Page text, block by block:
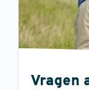
Vragen